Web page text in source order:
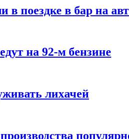
в поездке в бар на
на 92-м бензине
лихачей